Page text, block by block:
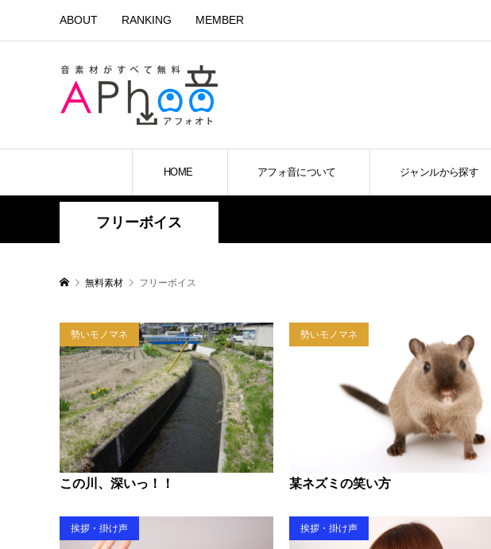
ABOUT RANKING MEMBER
HOME アフォ音について ジャンルから探す
フリーボイス
無料素材 フリーボイス
勢いモノマネ
この川、深いっ！！
勢いモノマネ
某ネズミの笑い方
挨拶・掛け声 挨拶・掛け声